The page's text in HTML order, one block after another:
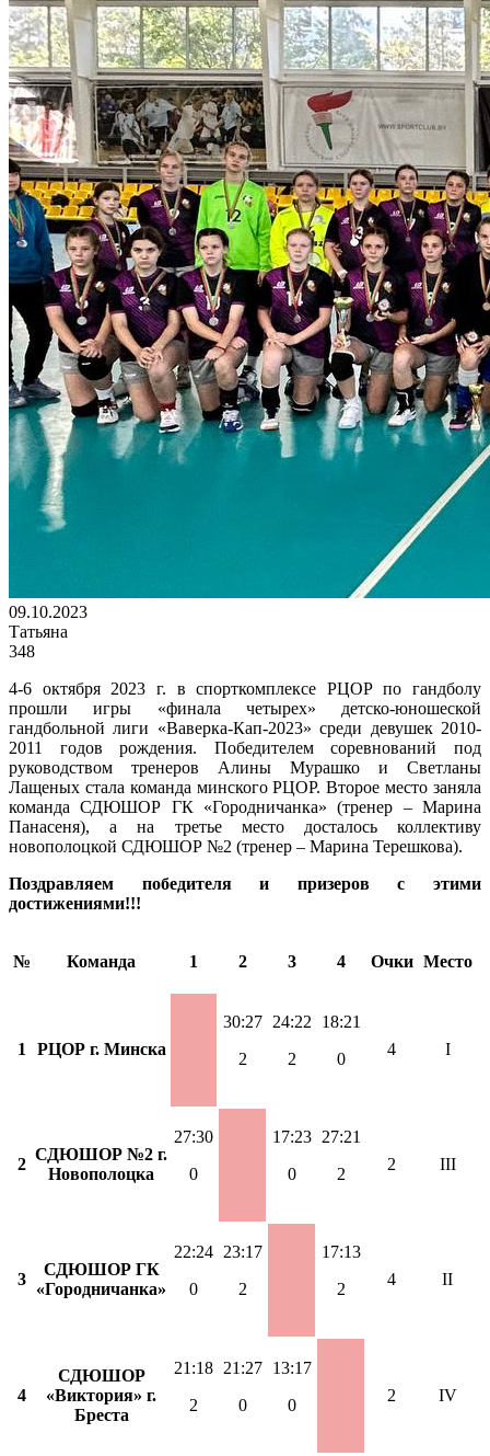
09.10.2023
Татьяна
348
4-6 октября 2023 г. в спорткомплексе РЦОР по гандболу
прошли игры «финала четырех» детско-юношеской
гандбольной лиги «Ваверка-Кап-2023» среди девушек 2010-
2011 годов рождения. Победителем соревнований под
руководством тренеров Алины Мурашко и Светланы
Лащеных стала команда минского РЦОР. Второе место заняла
команда СДЮШОР ГК «Городничанка» (тренер – Марина
Панасеня), а на третье место досталось коллективу
новополоцкой СДЮШОР №2 (тренер – Марина Терешкова).
Поздравляем победителя и призеров с этими
достижениями!!!
№ Команда 1 2 3 4 Очки Место
1 РЦОР г. Минска
30:27
2
24:22
2
18:21
0
4 I
2
СДЮШОР №2 г.
Новополоцка
27:30
0
17:23
0
27:21
2
2 III
3
СДЮШОР ГК
«Городничанка»
22:24
0
23:17
2
17:13
2
4 II
4
СДЮШОР
«Виктория» г.
Бреста
21:18
2
21:27
0
13:17
0
2 IV